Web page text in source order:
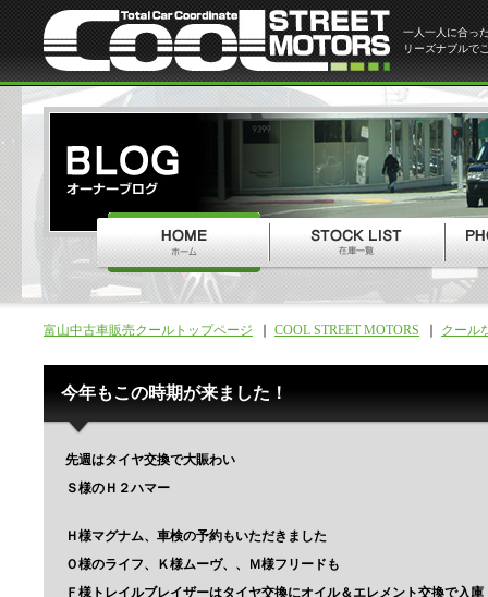
一人一人に合っ
リーズナブルで
富山中古車販売クールトップページ COOL STREET MOTORS クール
今年もこの時期が来ました！
先週はタイヤ交換で大賑わい
Ｓ様のＨ２ハマー
Ｈ様マグナム、車検の予約もいただきました
Ｏ様のライフ、Ｋ様ムーヴ、、Ｍ様フリードも
Ｆ様トレイルブレイザーはタイヤ交換にオイル＆エレメント交換で入庫